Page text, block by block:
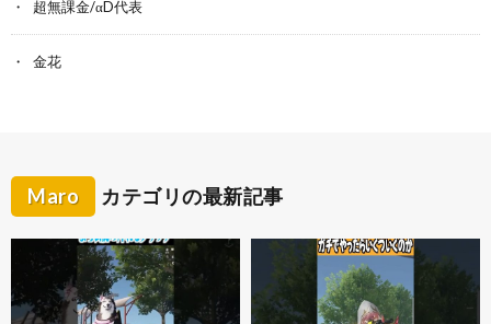
超無課金/αD代表
金花
Maro カテゴリの最新記事